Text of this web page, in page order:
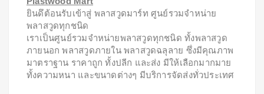
ยินดึต้อนรับเข้าสู่ พลาสวูดมาร์ท ศูนย์รวมจำหน่าย
พลาสวูดทุกชนิด
เราเป็นศูนย์รวมจำหน่ายพลาสวูดทุกชนิด ทั้งพลาสวูด
ภายนอก พลาสวูดภายใน พลาสวูดฉลุลาย ซึ่งมีคุณภาพ
มาตราฐาน ราคาถูก ทั้งปลีก และส่ง มีให้เลือกมากมาย
ทั้งความหนา และขนาดต่างๆ มีบริการจัดส่งทั่วประเทศ